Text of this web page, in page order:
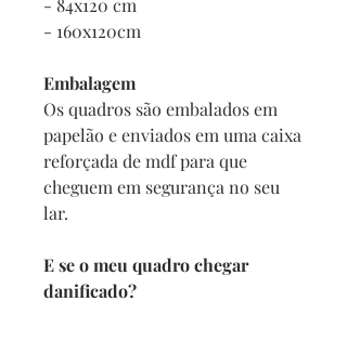
- 160x120cm
Embalagem
Os quadros são embalados em
papelão e enviados em uma caixa
reforçada de mdf para que
cheguem em segurança no seu
lar.
E se o meu quadro chegar
danificado?